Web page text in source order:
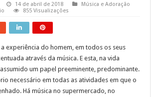
14 de abril de 2018
Música e Adoração
855 Visualizações
experiência do homem, em todos os seus
através da música. E esta, na vida
um papel preeminente, predominante.
necessário em todas as atividades em que o
Há música no supermercado, no